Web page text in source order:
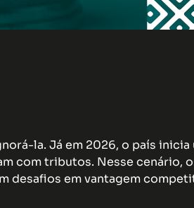
la. Já em 2026, o país
com tributos. Nesse cenário, o
desafios em vantagem